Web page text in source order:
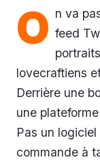
O n va
feed
lovecraftiens
Derrière une
une
Pas un
commande à